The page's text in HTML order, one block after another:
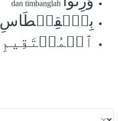
dan timbanglah
بِٱلۡقِسۡطَاسِ
ٱلۡمُسۡتَقِيمِ